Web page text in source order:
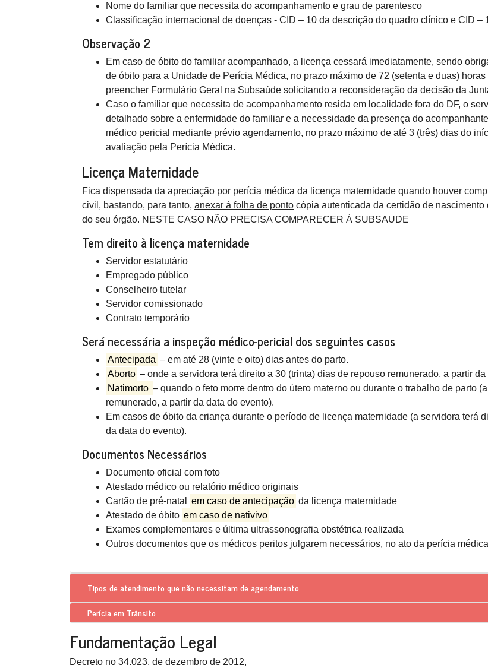
Nome do familiar que necessita do acompanhamento e grau de parentesco
Classificação internacional de doenças - CID – 10 da descrição do quadro clínico e CID –
Observação 2
Em caso de óbito do familiar acompanhado, a licença cessará imediatamente, sendo
de óbito para a Unidade de Perícia Médica, no prazo máximo de 72 (setenta e duas)
preencher Formulário Geral na Subsaúde solicitando a reconsideração da decisão da
Caso o familiar que necessita de acompanhamento resida em localidade fora do DF, o
detalhado sobre a enfermidade do familiar e a necessidade da presença do
médico pericial mediante prévio agendamento, no prazo máximo de até 3 (três) dias do
avaliação pela Perícia Médica.
Licença Maternidade
Fica dispensada da apreciação por perícia médica da licença maternidade quando houver
civil, bastando, para tanto, anexar à folha de ponto cópia autenticada da certidão de
do seu órgão. NESTE CASO NÃO PRECISA COMPARECER À SUBSAUDE
Tem direito à licença maternidade
Servidor estatutário
Empregado público
Conselheiro tutelar
Servidor comissionado
Contrato temporário
Será necessária a inspeção médico-pericial dos seguintes casos
Antecipada – em até 28 (vinte e oito) dias antes do parto.
Aborto – onde a servidora terá direito a 30 (trinta) dias de repouso remunerado, a partir
Natimorto – quando o feto morre dentro do útero materno ou durante o trabalho de parto
remunerado, a partir da data do evento).
Em casos de óbito da criança durante o período de licença maternidade (a servidora terá
da data do evento).
Documentos Necessários
Documento oficial com foto
Atestado médico ou relatório médico originais
Cartão de pré-natal
em caso de antecipação da licença maternidade
Atestado de óbito em caso de nativivo
Exames complementares e última ultrassonografia obstétrica realizada
Outros documentos que os médicos peritos julgarem necessários, no ato da perícia médica
Tipos de atendimento que não necessitam de agendamento
Perícia em Trânsito
Fundamentação Legal
Decreto no 34.023, de dezembro de 2012,